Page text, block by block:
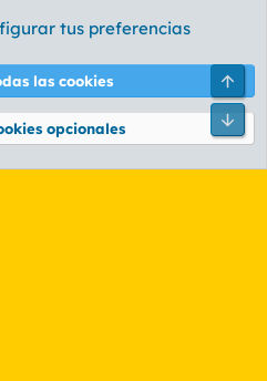
Política de privacidad Ayuda
2026 XenForo Ltd.
tus preferencias
las cookies
opcionales
Pie